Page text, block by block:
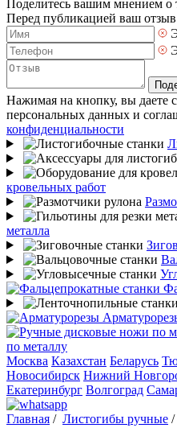
Поделитесь вашим мнением о
Перед публикацией ваш
Нажимая на кнопку, вы даете
персональных данных и
конфиденциальности
кровельных работ
металла
по металлу
Москва Казахстан Беларусь
Новосибирск Нижний
Екатеринбург Волгоград
Главная / Листогибы ручные /